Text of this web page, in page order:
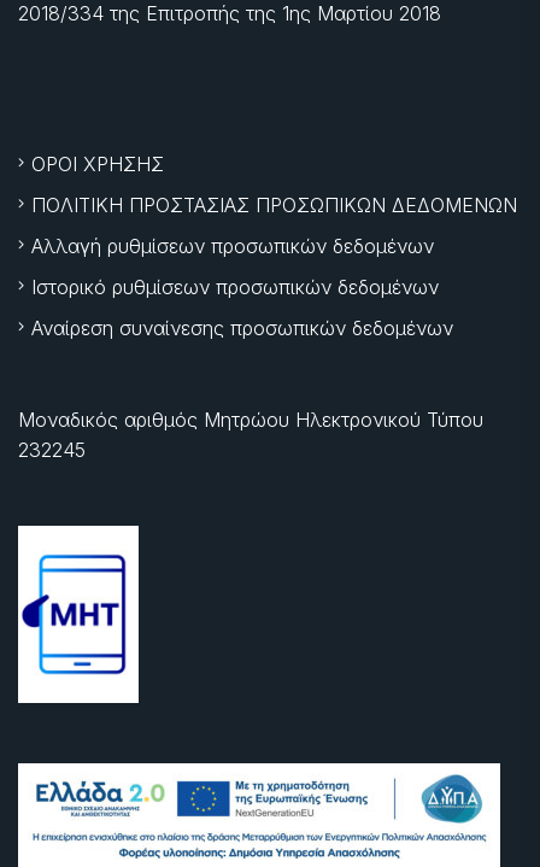
2018/334 της Επιτροπής της 1ης Μαρτίου 2018
ΟΡΟΙ ΧΡΗΣΗΣ
ΠΟΛΙΤΙΚΗ ΠΡΟΣΤΑΣΙΑΣ ΠΡΟΣΩΠΙΚΩΝ ΔΕΔΟΜΕΝΩΝ
Αλλαγή ρυθμίσεων προσωπικών δεδομένων
Ιστορικό ρυθμίσεων προσωπικών δεδομένων
Αναίρεση συναίνεσης προσωπικών δεδομένων
Μοναδικός αριθμός Μητρώου Ηλεκτρονικού Τύπου
232245